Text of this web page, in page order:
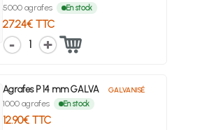
5000 agrafes En stock
27.24€ TTC
1
Agrafes P 14 mm GALVA GALVANISÉ
1000 agrafes En stock
12.90€ TTC